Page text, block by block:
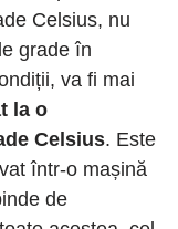
Celsius, nu
grade în
va fi mai
la o
Celsius. Este
într-o mașină
de